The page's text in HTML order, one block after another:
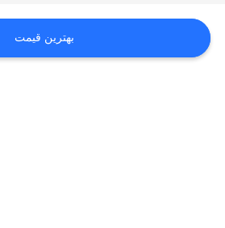
اخبار
بهترین قیمت